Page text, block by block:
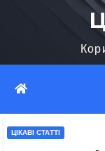
ЦІКАВІ СТАТТІ